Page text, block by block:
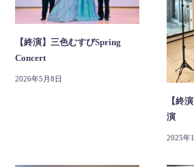
【終演】三色むすびSpring
Concert
2026年5月8日
【終
演
2025年